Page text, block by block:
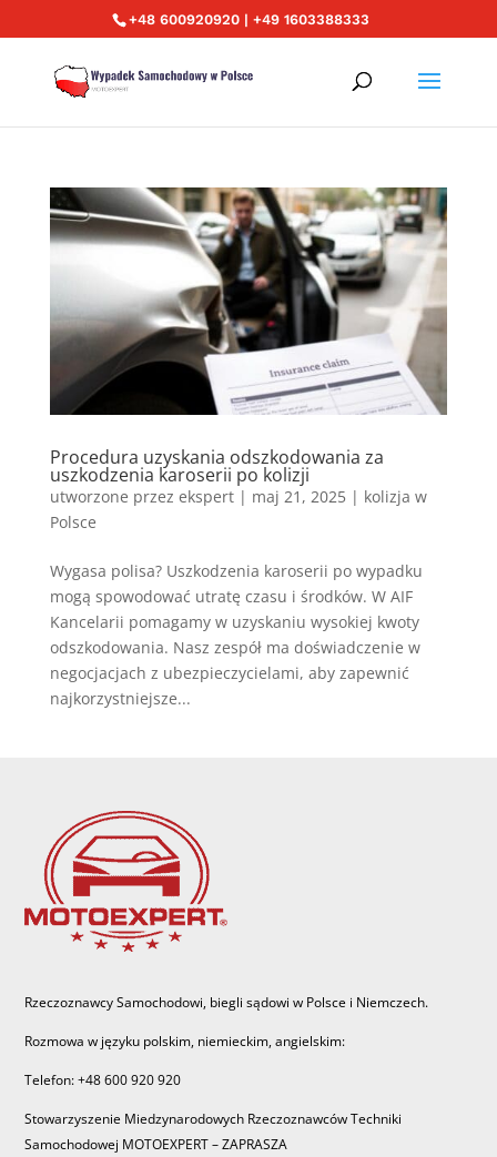
+48 600920920 | +49 1603388333
Procedura uzyskania odszkodowania za
uszkodzenia karoserii po kolizji
utworzone przez ekspert| maj 21, 2025| kolizja w
Polsce
Wygasa polisa? Uszkodzenia karoserii po wypadku
mogą spowodować utratę czasu i środków. W AIF
Kancelarii pomagamy w uzyskaniu wysokiej kwoty
odszkodowania. Nasz zespół ma doświadczenie w
negocjacjach z ubezpieczycielami, aby zapewnić
najkorzystniejsze...
Rzeczoznawcy Samochodowi, biegli sądowi w Polsce i Niemczech.
Rozmowa w języku polskim, niemieckim, angielskim:
Telefon: +48 600 920 920
Stowarzyszenie Miedzynarodowych Rzeczoznawców Techniki
Samochodowej MOTOEXPERT – ZAPRASZA